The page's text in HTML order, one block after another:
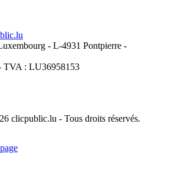
- L-4931 Pontpierre -
TVA : LU36958153
clicpublic.lu - Tous droits réservés.